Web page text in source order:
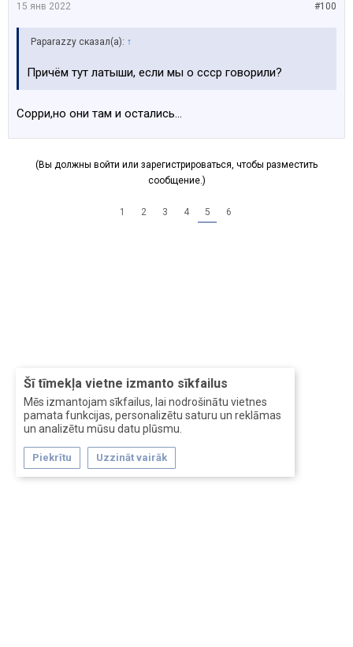
Šī tīmekļa vietne izmanto sīkfailus
Mēs izmantojam sīkfailus, lai nodrošinātu vietnes
pamata funkcijas, personalizētu saturu un reklāmas
un analizētu mūsu datu plūsmu.
Piekrītu Uzzināt vairāk
#100
15 янв 2022
Paparazzy сказал(а): ↑
Причём тут латыши, если мы о ссср говорили?
Сорри,но они там и остались...
(Вы должны войти или зарегистрироваться, чтобы разместить
сообщение.)
1 2 3 4 5 6